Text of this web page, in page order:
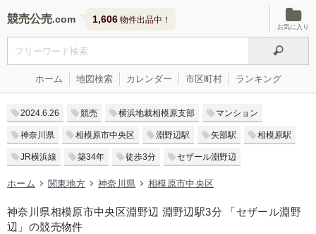
競売公売 1,606 物件出品中！
お気に入り
ホーム 地図検索 カレンダー 市区町村 ランキング
2024.6.26 競売 横浜地裁相模原支部 マンション
神奈川県 相模原市中央区 淵野辺駅 矢部駅 相模原駅
JR横浜線 築34年 徒歩3分 セザール淵野辺
ホーム 関東地方 神奈川県 相模原市中央区
神奈川県相模原市中央区淵野辺 淵野辺駅3分 「セザール淵野
辺」の競売物件